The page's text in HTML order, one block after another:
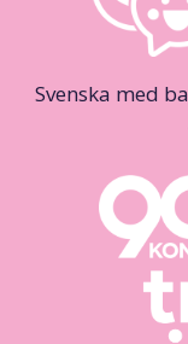
Svenska med